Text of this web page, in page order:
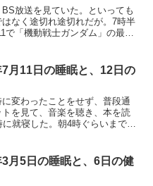
BS放送を見ていた。といっても
なく途切れ途切れだが。7時半
で「機動戦士ガンダム」の最終
EXPRESSを観るといった
る...
月11日の睡眠と、12日の
に変わったことをせず、普段通
トを見て、音楽を聴き、本を読
に就寝した。朝4時ぐらいまでは
か眠れなくなった。ウトウト
だが、すぐ...
月5日の睡眠と、6日の健